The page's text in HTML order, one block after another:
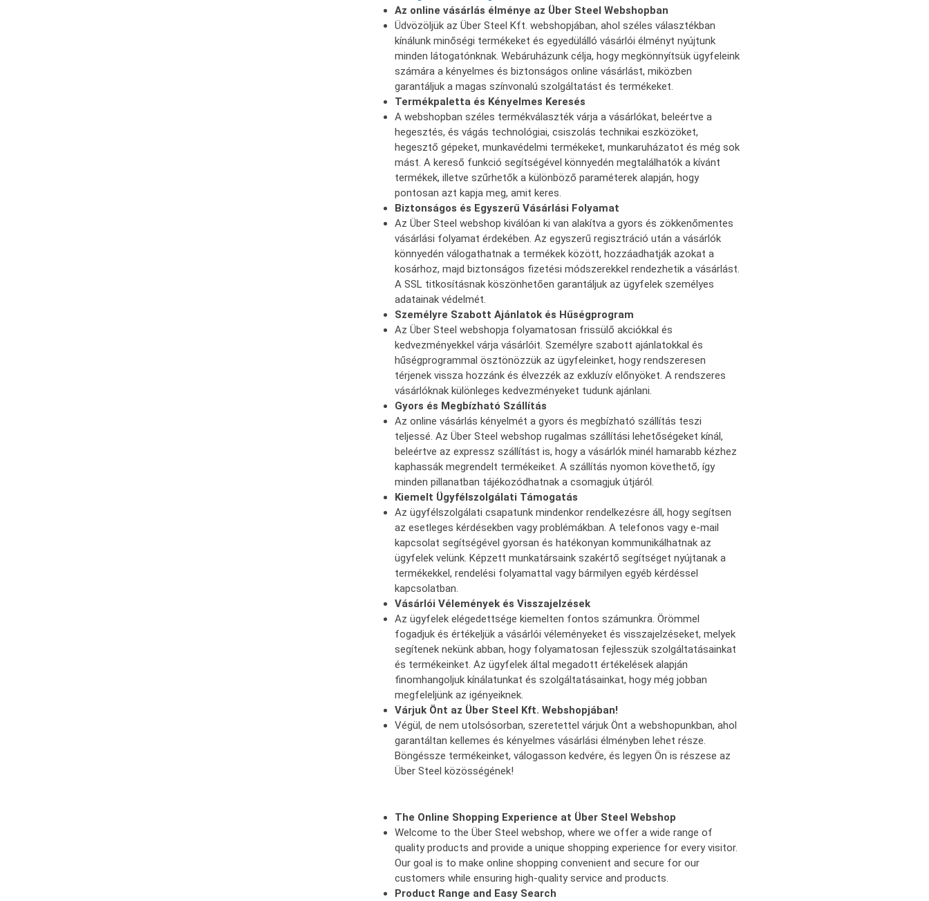
Az online vásárlás élménye az Über Steel Webshopban
Üdvözöljük az Über Steel Kft. webshopjában, ahol széles választékban
kínálunk minőségi termékeket és egyedülálló vásárlói élményt nyújtunk
minden látogatónknak. Webáruházunk célja, hogy megkönnyítsük ügyfeleink
számára a kényelmes és biztonságos online vásárlást, miközben
garantáljuk a magas színvonalú szolgáltatást és termékeket.
Termékpaletta és Kényelmes Keresés
A webshopban széles termékválaszték várja a vásárlókat, beleértve a
hegesztés, és vágás technológiai, csiszolás technikai eszközöket,
hegesztő gépeket, munkavédelmi termékeket, munkaruházatot és még sok
mást. A kereső funkció segítségével könnyedén megtalálhatók a kívánt
termékek, illetve szűrhetők a különböző paraméterek alapján, hogy
pontosan azt kapja meg, amit keres.
Biztonságos és Egyszerű Vásárlási Folyamat
Az Über Steel webshop kiválóan ki van alakítva a gyors és zökkenőmentes
vásárlási folyamat érdekében. Az egyszerű regisztráció után a vásárlók
könnyedén válogathatnak a termékek között, hozzáadhatják azokat a
kosárhoz, majd biztonságos fizetési módszerekkel rendezhetik a vásárlást.
A SSL titkosításnak köszönhetően garantáljuk az ügyfelek személyes
adatainak védelmét.
Személyre Szabott Ajánlatok és Hűségprogram
Az Über Steel webshopja folyamatosan frissülő akciókkal és
kedvezményekkel várja vásárlóit. Személyre szabott ajánlatokkal és
hűségprogrammal ösztönözzük az ügyfeleinket, hogy rendszeresen
térjenek vissza hozzánk és élvezzék az exkluzív előnyöket. A rendszeres
vásárlóknak különleges kedvezményeket tudunk ajánlani.
Gyors és Megbízható Szállítás
Az online vásárlás kényelmét a gyors és megbízható szállítás teszi
teljessé. Az Über Steel webshop rugalmas szállítási lehetőségeket kínál,
beleértve az expressz szállítást is, hogy a vásárlók minél hamarabb kézhez
kaphassák megrendelt termékeiket. A szállítás nyomon követhető, így
minden pillanatban tájékozódhatnak a csomagjuk útjáról.
Kiemelt Ügyfélszolgálati Támogatás
Az ügyfélszolgálati csapatunk mindenkor rendelkezésre áll, hogy segítsen
az esetleges kérdésekben vagy problémákban. A telefonos vagy e-mail
kapcsolat segítségével gyorsan és hatékonyan kommunikálhatnak az
ügyfelek velünk. Képzett munkatársaink szakértő segítséget nyújtanak a
termékekkel, rendelési folyamattal vagy bármilyen egyéb kérdéssel
kapcsolatban.
Vásárlói Vélemények és Visszajelzések
Az ügyfelek elégedettsége kiemelten fontos számunkra. Örömmel
fogadjuk és értékeljük a vásárlói véleményeket és visszajelzéseket, melyek
segítenek nekünk abban, hogy folyamatosan fejlesszük szolgáltatásainkat
és termékeinket. Az ügyfelek által megadott értékelések alapján
finomhangoljuk kínálatunkat és szolgáltatásainkat, hogy még jobban
megfeleljünk az igényeiknek.
Várjuk Önt az Über Steel Kft. Webshopjában!
Végül, de nem utolsósorban, szeretettel várjuk Önt a webshopunkban, ahol
garantáltan kellemes és kényelmes vásárlási élményben lehet része.
Böngéssze termékeinket, válogasson kedvére, és legyen Ön is részese az
Über Steel közösségének!
The Online Shopping Experience at Über Steel Webshop
Welcome to the Über Steel webshop, where we offer a wide range of
quality products and provide a unique shopping experience for every visitor.
Our goal is to make online shopping convenient and secure for our
customers while ensuring high-quality service and products.
Product Range and Easy Search